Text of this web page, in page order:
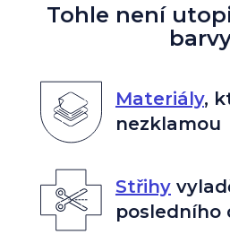
Tohle není
Materiály,
nezklamou
Střihy
posledního